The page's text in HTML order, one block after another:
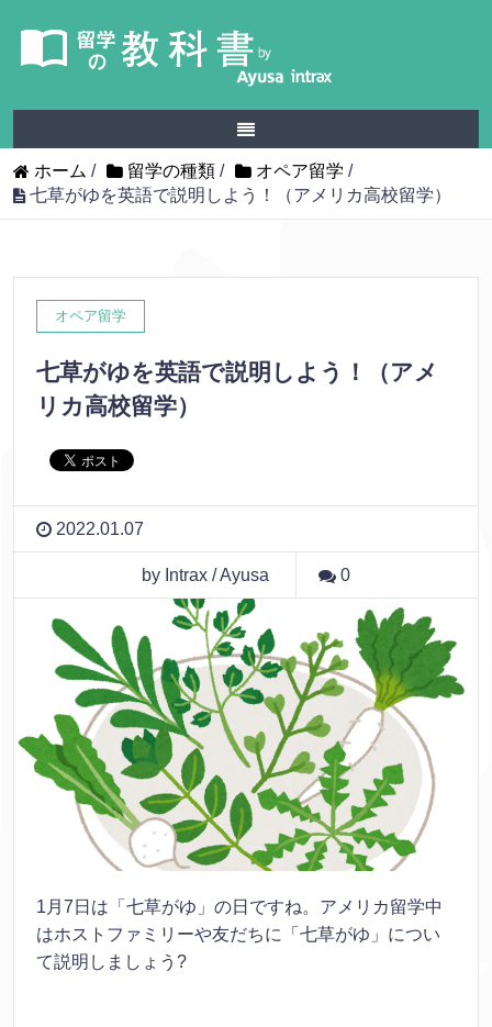
ホーム / 留学の種類 / オペア留学 /
七草がゆを英語で説明しよう！（アメリカ高校留学）
オペア留学
七草がゆを英語で説明しよう！（アメ
リカ高校留学）
2022.01.07
by Intrax / Ayusa 0
1月7日は「七草がゆ」の日ですね。アメリカ留学中
はホストファミリーや友だちに「七草がゆ」につい
て説明しましょう?